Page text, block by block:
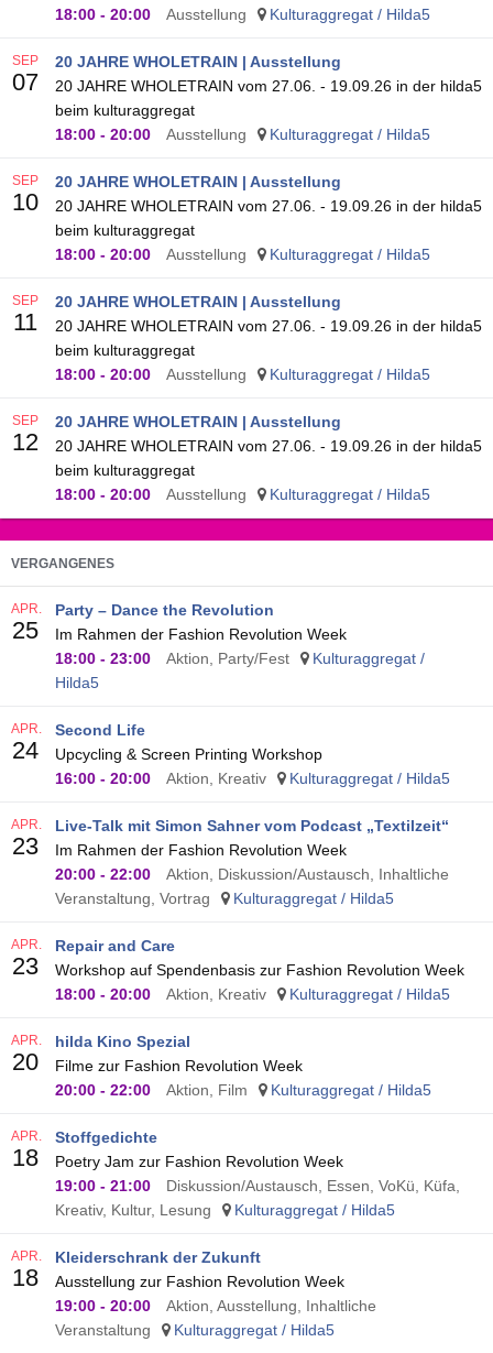
18:00 - 20:00 Ausstellung Kulturaggregat / Hilda5
20 JAHRE WHOLETRAIN | Ausstellung
20 JAHRE WHOLETRAIN vom 27.06. - 19.09.26 in der hilda5
beim kulturaggregat
18:00 - 20:00 Ausstellung Kulturaggregat / Hilda5
SEP
07
20 JAHRE WHOLETRAIN | Ausstellung
20 JAHRE WHOLETRAIN vom 27.06. - 19.09.26 in der hilda5
beim kulturaggregat
18:00 - 20:00 Ausstellung Kulturaggregat / Hilda5
SEP
10
20 JAHRE WHOLETRAIN | Ausstellung
20 JAHRE WHOLETRAIN vom 27.06. - 19.09.26 in der hilda5
beim kulturaggregat
18:00 - 20:00 Ausstellung Kulturaggregat / Hilda5
SEP
11
20 JAHRE WHOLETRAIN | Ausstellung
20 JAHRE WHOLETRAIN vom 27.06. - 19.09.26 in der hilda5
beim kulturaggregat
18:00 - 20:00 Ausstellung Kulturaggregat / Hilda5
SEP
12
VERGANGENES
Party – Dance the Revolution
Im Rahmen der Fashion Revolution Week
18:00 - 23:00 Aktion, Party/Fest
Kulturaggregat /
Hilda5
APR.
25
Second Life
Upcycling & Screen Printing Workshop
16:00 - 20:00 Aktion, Kreativ Kulturaggregat / Hilda5
APR.
24
Live-Talk mit Simon Sahner vom Podcast „Textilzeit“
Im Rahmen der Fashion Revolution Week
20:00 - 22:00
Aktion, Diskussion/Austausch, Inhaltliche
Veranstaltung, Vortrag
Kulturaggregat / Hilda5
APR.
23
Repair and Care
Workshop auf Spendenbasis zur Fashion Revolution Week
18:00 - 20:00 Aktion, Kreativ Kulturaggregat / Hilda5
APR.
23
hilda Kino Spezial
Filme zur Fashion Revolution Week
20:00 - 22:00 Aktion, Film Kulturaggregat / Hilda5
APR.
20
Stoffgedichte
Poetry Jam zur Fashion Revolution Week
19:00 - 21:00
Diskussion/Austausch, Essen, VoKü, Küfa,
Kreativ, Kultur, Lesung
Kulturaggregat / Hilda5
APR.
18
Kleiderschrank der Zukunft
Ausstellung zur Fashion Revolution Week
19:00 - 20:00
Aktion, Ausstellung, Inhaltliche
Veranstaltung
Kulturaggregat / Hilda5
APR.
18